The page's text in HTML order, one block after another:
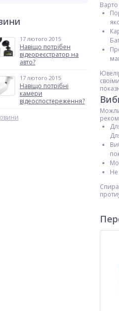
17 лютого 2015
Навіщо потрібен
відеореєстратор на
авто?
17 лютого 2015
Навіщо потрібні
камери
відеоспостереження?
Варто
Не